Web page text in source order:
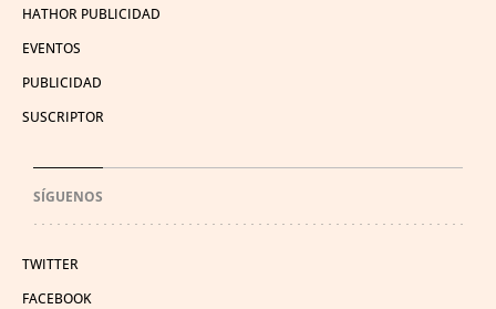
HATHOR PUBLICIDAD
EVENTOS
PUBLICIDAD
SUSCRIPTOR
SÍGUENOS
TWITTER
FACEBOOK